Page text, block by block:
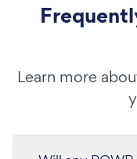
Learn more